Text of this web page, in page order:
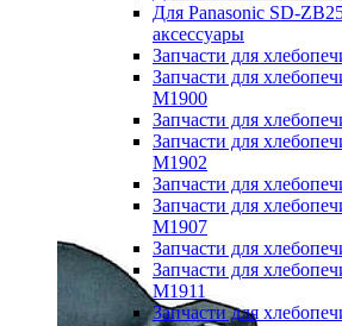
Для Panasonic SD-
аксессуары
Запчасти для
Запчасти для
M1900
Запчасти для
Запчасти для
M1902
Запчасти для
Запчасти для
M1907
Запчасти для
Запчасти для
M1911
Запчасти для